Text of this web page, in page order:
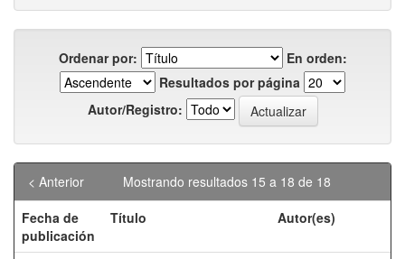
Ordenar por:
En orden:
Resultados por página
Autor/Registro:
Mostrando resultados 15 a 18 de 18
< Anterior
Fecha de
publicación
Título Autor(es)